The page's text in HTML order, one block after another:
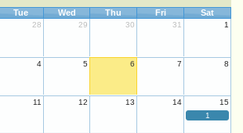
Tue Wed Thu Fri Sat
28 29 30 31 1
4 5 6 7 8
11 12 13 14
15
1